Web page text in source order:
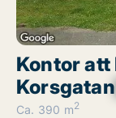
Kontor att
Korsgatan
Ca. 390 m2